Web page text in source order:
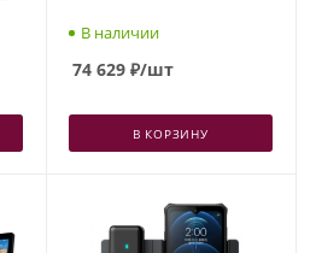
В наличии
74 629₽/шт
В КОРЗИНУ